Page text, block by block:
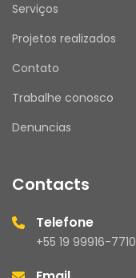
Serviços
Projetos realizados
Contato
Trabalhe conosco
Denuncias
Contacts
Telefone
+55 19 99916-7710